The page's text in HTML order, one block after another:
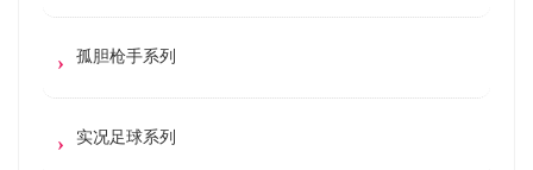
孤胆枪手系列
实况足球系列